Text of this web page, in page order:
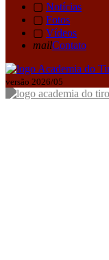
▢ Notícias
▢ Fotos
▢ Vídeos
mailContato
versão 2026/05